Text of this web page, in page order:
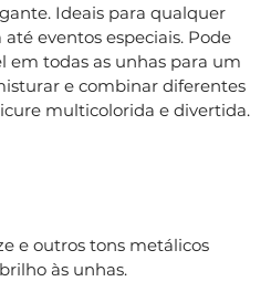
Ideais para qualquer
eventos especiais. Pode
em todas as unhas para um
e combinar diferentes
multicolorida e divertida.
e outros tons metálicos
às unhas.